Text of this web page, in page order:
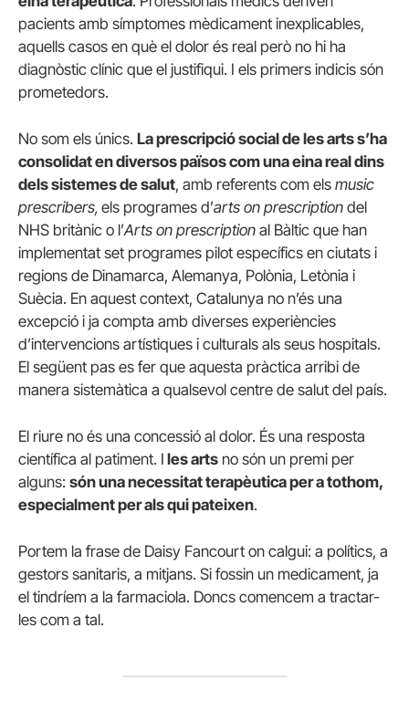
pacients amb símptomes mèdicament inexplicables,
aquells casos en què el dolor és real però no hi ha
diagnòstic clínic que el justifiqui. I els primers indicis són
prometedors.
No som els únics. La prescripció social de les arts s’ha
consolidat en diversos països com una eina real dins
dels sistemes de salut, amb referents com els music
prescribers, els programes d’arts on prescription del
NHS britànic o l’Arts on prescription al Bàltic que han
implementat set programes pilot específics en ciutats i
regions de Dinamarca, Alemanya, Polònia, Letònia i
Suècia. En aquest context, Catalunya no n’és una
excepció i ja compta amb diverses experiències
d’intervencions artístiques i culturals als seus hospitals.
El següent pas es fer que aquesta pràctica arribi de
manera sistemàtica a qualsevol centre de salut del país.
El riure no és una concessió al dolor. És una resposta
científica al patiment. I les arts no són un premi per
alguns: són una necessitat terapèutica per a tothom,
especialment per als qui pateixen.
Portem la frase de Daisy Fancourt on calgui: a polítics, a
gestors sanitaris, a mitjans. Si fossin un medicament, ja
el tindríem a la farmaciola. Doncs comencem a tractar-
les com a tal.